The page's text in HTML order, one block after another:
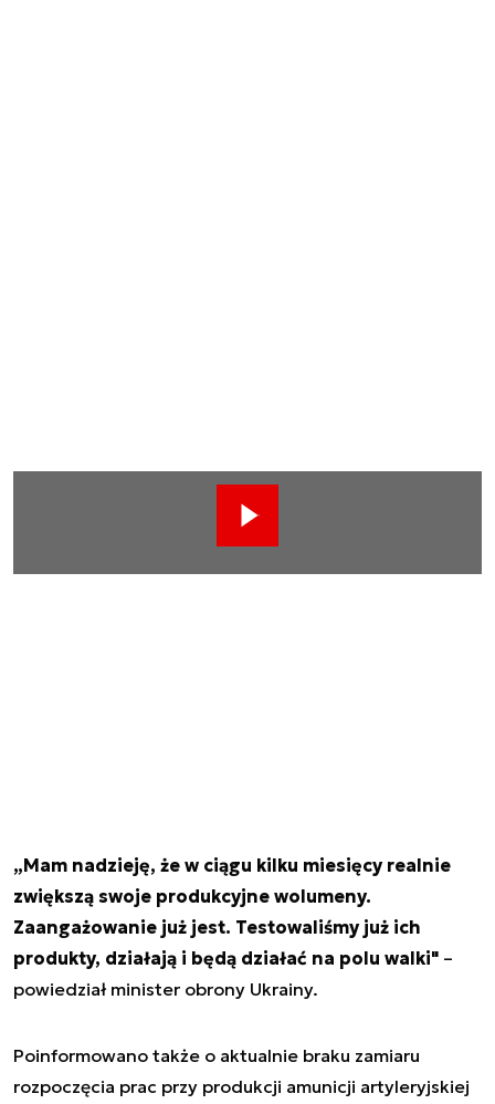
„Mam nadzieję, że w ciągu kilku miesięcy realnie
zwiększą swoje produkcyjne wolumeny.
Zaangażowanie już jest. Testowaliśmy już ich
produkty, działają i będą działać na polu walki" –
powiedział minister obrony Ukrainy.
Poinformowano także o aktualnie braku zamiaru
rozpoczęcia prac przy produkcji amunicji artyleryjskiej